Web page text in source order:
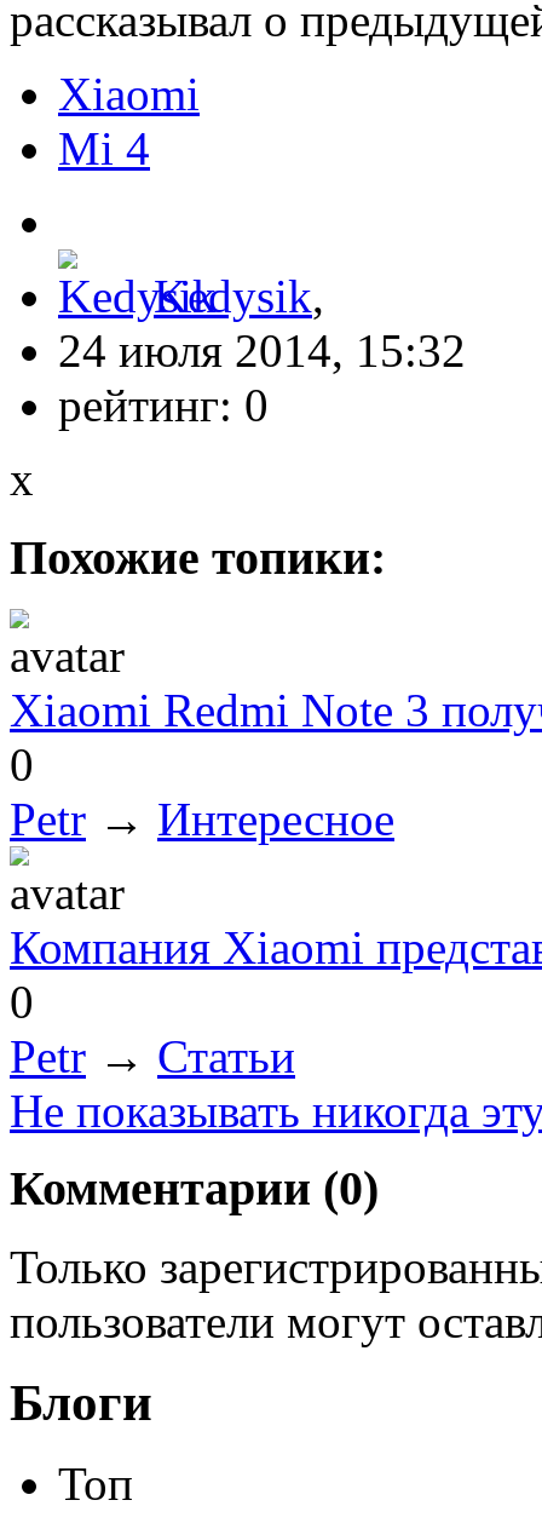
рассказывал о
Xiaomi
Mi 4
Kedysik,
24 июля 2014, 15:32
рейтинг: 0
x
Похожие топики:
Xiaomi Redmi Note 3
0
Petr → Интересное
Компания Xiaomi
0
Petr → Статьи
Не показывать никогда
Комментарии (0)
Только
пользователи могут
Блоги
Топ